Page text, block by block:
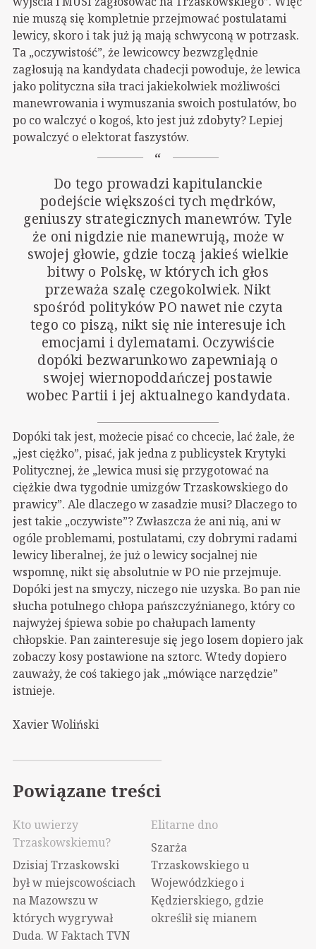
nie muszą się kompletnie przejmować postulatami
lewicy, skoro i tak już ją mają schwyconą w potrzask.
Ta „oczywistość”, że lewicowcy bezwzględnie
zagłosują na kandydata chadecji powoduje, że lewica
jako polityczna siła traci jakiekolwiek możliwości
manewrowania i wymuszania swoich postulatów, bo
po co walczyć o kogoś, kto jest już zdobyty? Lepiej
powalczyć o elektorat faszystów.
Do tego prowadzi kapitulanckie
podejście większości tych mędrków,
geniuszy strategicznych manewrów. Tyle
że oni nigdzie nie manewrują, może w
swojej głowie, gdzie toczą jakieś wielkie
bitwy o Polskę, w których ich głos
przeważa szalę czegokolwiek. Nikt
spośród polityków PO nawet nie czyta
tego co piszą, nikt się nie interesuje ich
emocjami i dylematami. Oczywiście
dopóki bezwarunkowo zapewniają o
swojej wiernopoddańczej postawie
wobec Partii i jej aktualnego kandydata.
Dopóki tak jest, możecie pisać co chcecie, lać żale, że
„jest ciężko”, pisać, jak jedna z publicystek Krytyki
Politycznej, że „lewica musi się przygotować na
ciężkie dwa tygodnie umizgów Trzaskowskiego do
prawicy”. Ale dlaczego w zasadzie musi? Dlaczego to
jest takie „oczywiste”? Zwłaszcza że ani nią, ani w
ogóle problemami, postulatami, czy dobrymi radami
lewicy liberalnej, że już o lewicy socjalnej nie
wspomnę, nikt się absolutnie w PO nie przejmuje.
Dopóki jest na smyczy, niczego nie uzyska. Bo pan nie
słucha potulnego chłopa pańszczyźnianego, który co
najwyżej śpiewa sobie po chałupach lamenty
chłopskie. Pan zainteresuje się jego losem dopiero jak
zobaczy kosy postawione na sztorc. Wtedy dopiero
zauważy, że coś takiego jak „mówiące narzędzie”
istnieje.
Xavier Woliński
Powiązane treści
Kto uwierzy
Trzaskowskiemu?
Dzisiaj Trzaskowski
był w miejscowościach
na Mazowszu w
których wygrywał
Duda. W Faktach TVN
Elitarne dno
Szarża
Trzaskowskiego u
Wojewódzkiego i
Kędzierskiego, gdzie
określił się mianem